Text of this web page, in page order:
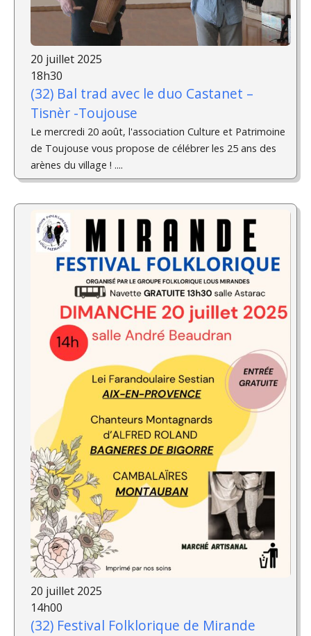
20 juillet 2025
18h30
(32) Bal trad avec le duo Castanet –
Tisnèr -Toujouse
Le mercredi 20 août, l'association Culture et Patrimoine
de Toujouse vous propose de célébrer les 25 ans des
arènes du village ! ....
20 juillet 2025
14h00
(32) Festival Folklorique de Mirande